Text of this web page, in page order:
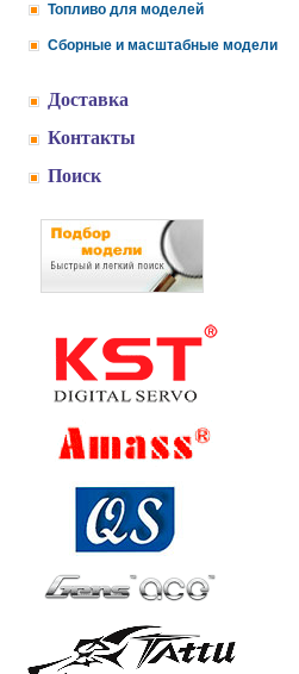
Топливо для моделей
Сборные и масштабные модели
Доставка
Контакты
Поиск